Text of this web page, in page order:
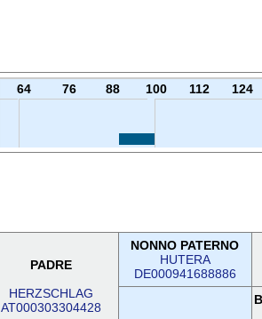
64 76 88 100 112 124
PADRE
HERZSCHLAG
AT000303304428
NONNO PATERNO
HUTERA
DE000941688886